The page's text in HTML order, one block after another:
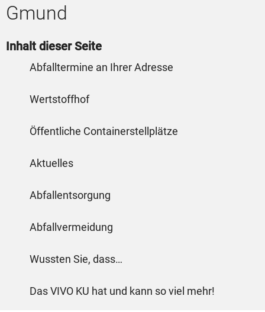
Inhalt dieser Seite
Abfalltermine an Ihrer Adresse
Wertstoffhof
Öffentliche Containerstellplätze
Aktuelles
Abfallentsorgung
Abfallvermeidung
Wussten Sie, dass…
Das VIVO KU hat und kann so viel mehr!
Gmund